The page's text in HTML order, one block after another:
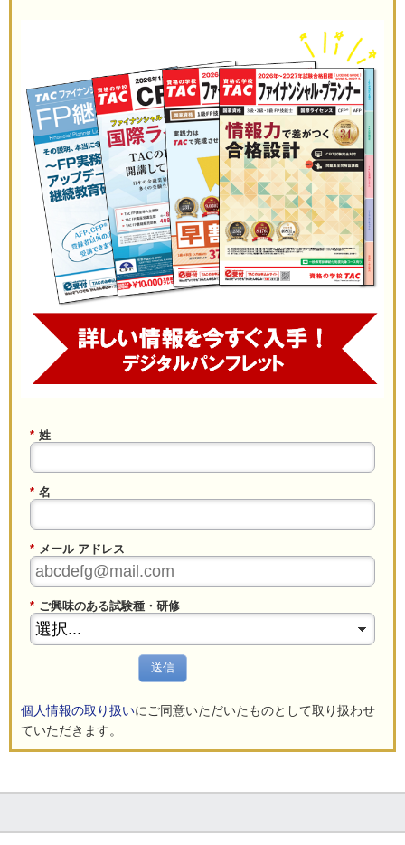
* 姓
* 名
* メール アドレス
* ご興味のある試験種・研修
送信
個人情報の取り扱いにご同意いただいたものとして取り扱わせ
ていただきます。